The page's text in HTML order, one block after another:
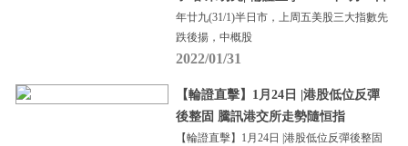
年廿九(31/1)半日市，上周五美股三大指數先
跌後揚，中概股
2022/01/31
【輪證直擊】1月24日 |港股低位反彈
後整固 騰訊港交所走勢隨恒指
【輪證直擊】1月24日 |港股低位反彈後整固